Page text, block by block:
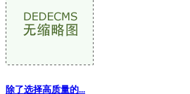
除了选择高质量的...